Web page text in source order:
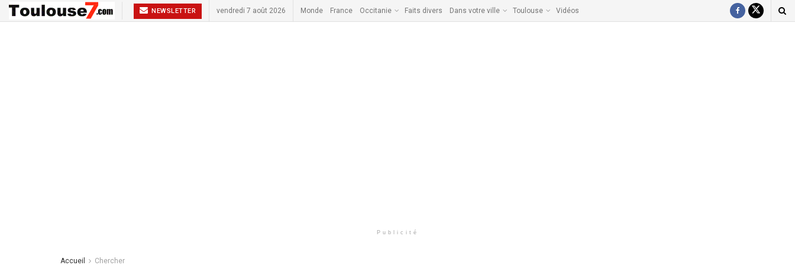
NEWSLETTER vendredi 7 août 2026 Monde France Occitanie Faits divers Dans votre ville Toulouse Vidéos
Publicité
Accueil Chercher